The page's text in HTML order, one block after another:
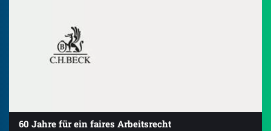
60 Jahre für ein faires Arbeitsrecht